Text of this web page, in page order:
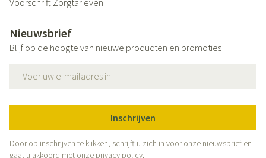
Voorschrift Zorgtarieven
Nieuwsbrief
Blijf op de hoogte van nieuwe producten en promoties
Inschrijven
Door op inschrijven te klikken, schrijft u zich in voor onze nieuwsbrief en
gaat u akkoord met onze privacy policy.